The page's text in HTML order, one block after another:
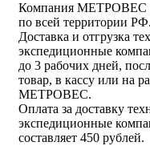
Компания МЕТРОВЕС
по всей территории РФ.
Доставка и отгрузка
экспедиционные
до 3 рабочих дней,
товар, в кассу или на
МЕТРОВЕС.
Оплата за доставку
экспедиционные
составляет 450 рублей.